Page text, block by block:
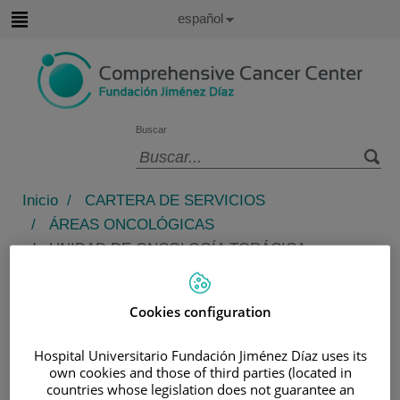
contenido
Buscar
idioma
Idioma
Español
Inicio / CARTERA DE SERVICIOS
/ ÁREAS ONCOLÓGICAS
/UNIDAD DE ONCOLOGÍA TORÁCICA
Unidad de Oncología Torácica
Cáncer de Pulmón
La Unidad de Oncología Torácica de la Fundación
Cookies configuration
Hospital Universitario Fundación Jiménez Díaz uses its
own cookies and those of third parties (located in
countries whose legislation does not guarantee an